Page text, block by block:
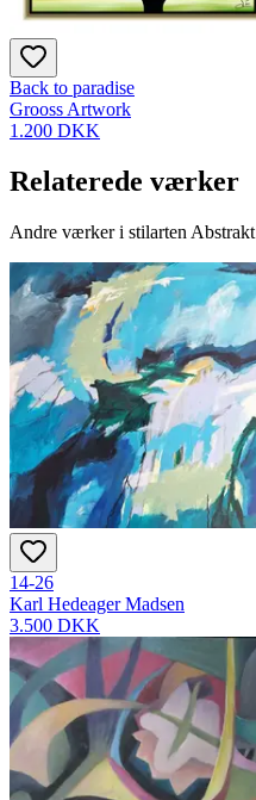
Back to paradise
Grooss Artwork
1.200 DKK
Relaterede værker
Andre værker i stilarten Abstrakt
14-26
Karl Hedeager Madsen
3.500 DKK